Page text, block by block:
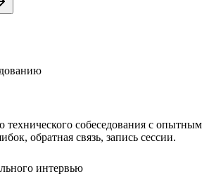
технического собеседования с опытным
обратная связь, запись сессии.
интервью